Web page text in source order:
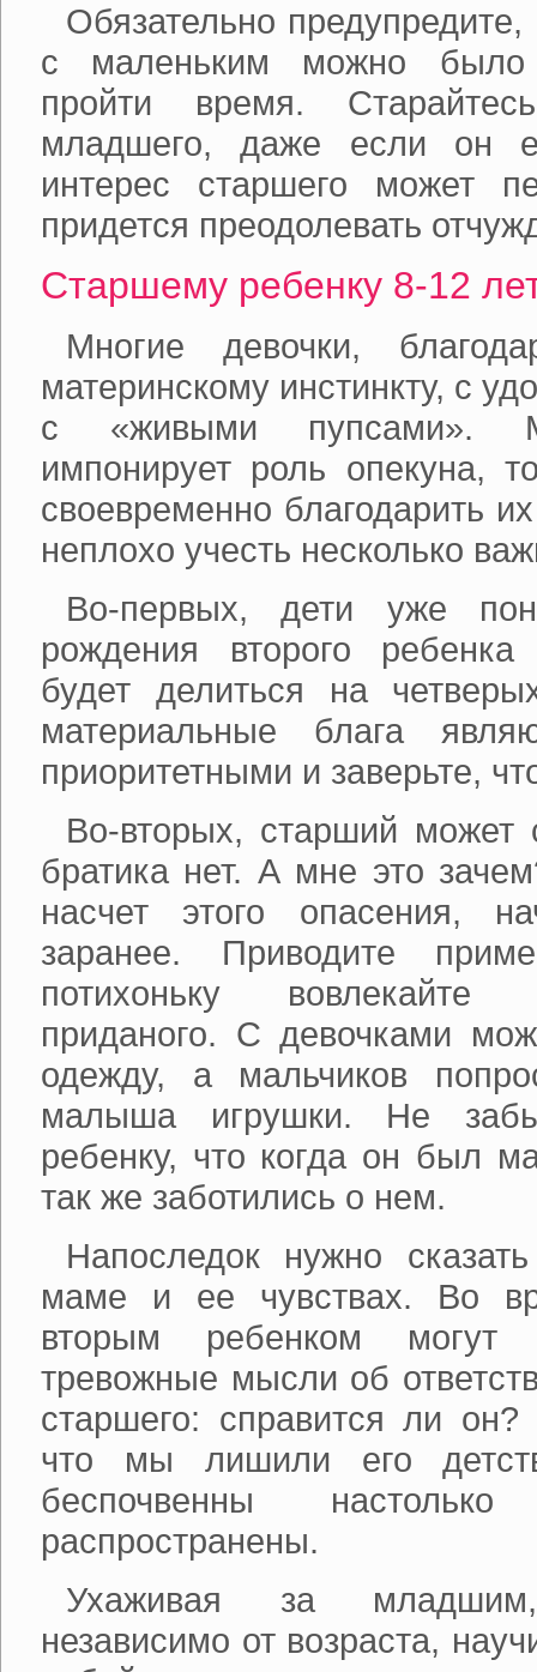
Обязательно
с маленьким можно было
пройти время.
младшего, даже если он
интерес старшего может
придется преодолевать
Старшему ребенку 8-12
Многие девочки,
материнскому инстинкту, с
с «живыми пупсами».
импонирует роль опекуна,
своевременно благодарить
неплохо учесть несколько
Во-первых, дети уже
рождения второго
будет делиться на
материальные блага
приоритетными и заверьте,
Во-вторых, старший может
братика нет. А мне это
насчет этого опасения,
заранее. Приводите
потихоньку вовлекайте
приданого. С девочками
одежду, а мальчиков
малыша игрушки. Не
ребенку, что когда он был
так же заботились о нем.
Напоследок нужно
маме и ее чувствах. Во
вторым ребенком могут
тревожные мысли об
старшего: справится ли он?
что мы лишили его
беспочвенны
распространены.
Ухаживая за
независимо от возраста,